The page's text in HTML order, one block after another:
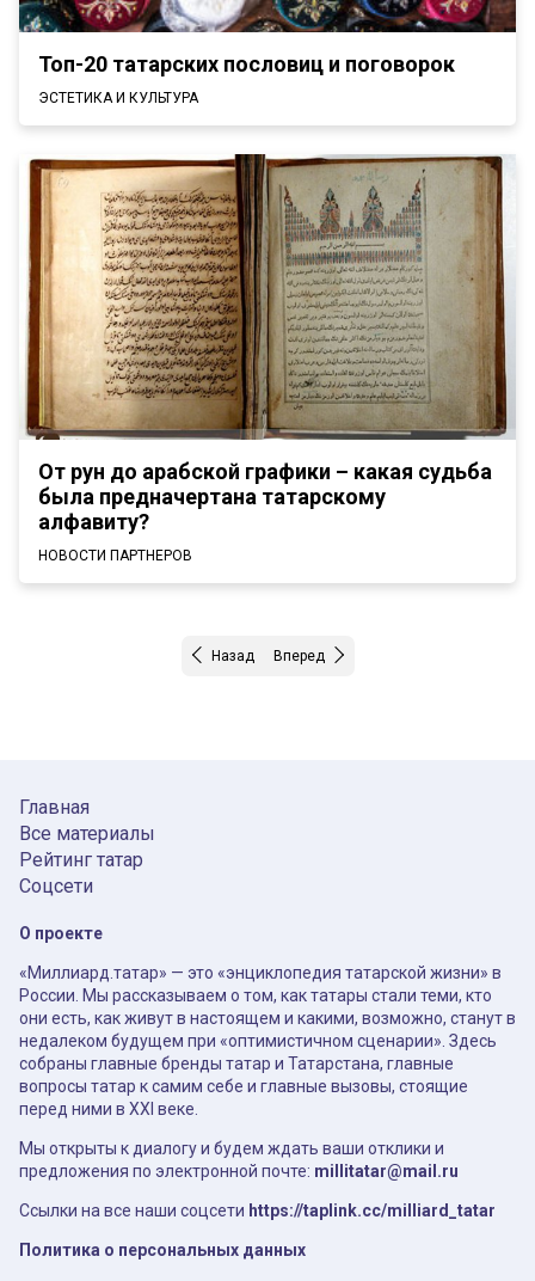
Топ-20 татарских пословиц и поговорок
ЭСТЕТИКА И КУЛЬТУРА
От рун до арабской графики – какая судьба
была предначертана татарскому
алфавиту?
НОВОСТИ ПАРТНЕРОВ
Назад Вперед
Главная
Все материалы
Рейтинг татар
Соцсети
О проекте
«Миллиард.татар» — это «энциклопедия татарской жизни» в
России. Мы рассказываем о том, как татары стали теми, кто
они есть, как живут в настоящем и какими, возможно, станут в
недалеком будущем при «оптимистичном сценарии». Здесь
собраны главные бренды татар и Татарстана, главные
вопросы татар к самим себе и главные вызовы, стоящие
перед ними в XXI веке.
Мы открыты к диалогу и будем ждать ваши отклики и
предложения по электронной почте: millitatar@mail.ru
Ссылки на все наши соцсети https://taplink.cc/milliard_tatar
Политика о персональных данных